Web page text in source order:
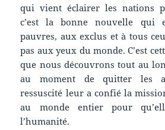
qui vient éclairer les nations
c’est la bonne nouvelle qui
pauvres, aux exclus et à tous
pas aux yeux du monde. C’est
que nous découvrons tout au
au moment de quitter les
ressuscité leur a confié la
au monde entier pour
l’humanité.